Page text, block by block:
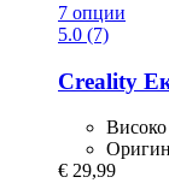
7 опции
5.0 (7)
Creality
Високо
€ 29,99